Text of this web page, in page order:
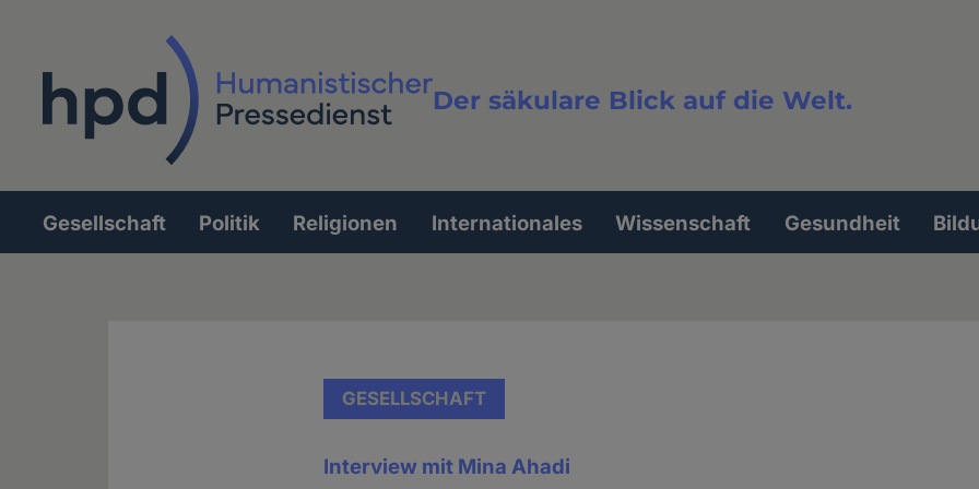
Der säkulare Blick auf die Welt.
Volltextsuche
Hauptnavigation
Gesellschaft Politik Religionen Internationales Wissenschaft Gesundheit
GESELLSCHAFT
Interview mit Mina Ahadi